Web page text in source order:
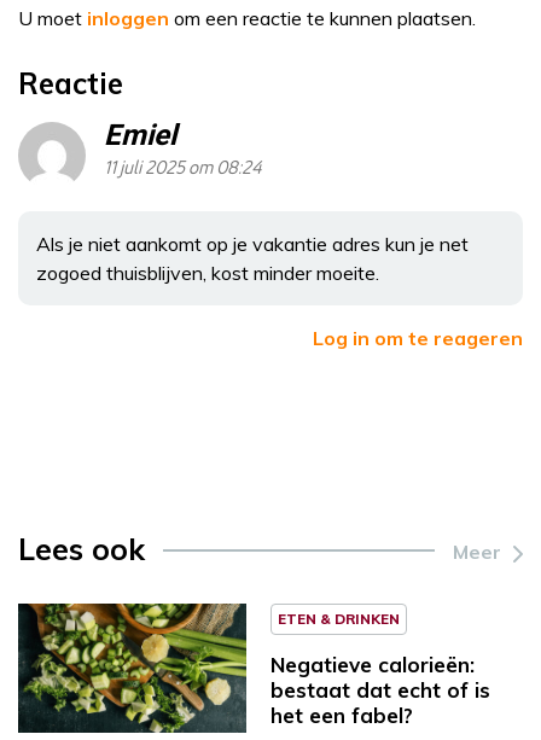
U moet inloggen om een reactie te kunnen plaatsen.
Reactie
Emiel
11 juli 2025 om 08:24
Als je niet aankomt op je vakantie adres kun je net
zogoed thuisblijven, kost minder moeite.
Log in om te reageren
Lees ook Meer
ETEN & DRINKEN
Negatieve calorieën:
bestaat dat echt of is
het een fabel?